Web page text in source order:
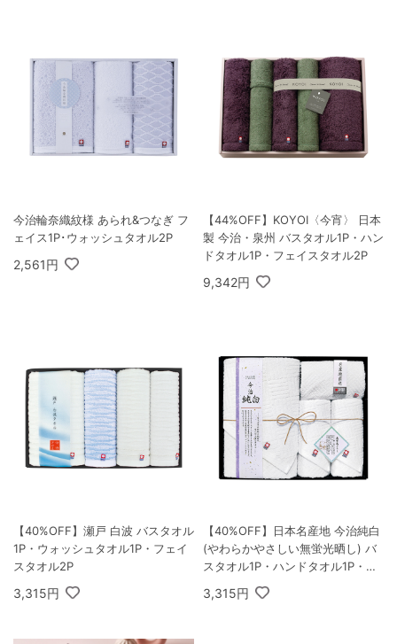
今治輪奈織紋様 あられ&つなぎ フ
ェイス1P･ウォッシュタオル2P
2,561円
【44%OFF】KOYOI〈今宵〉 日本
製 今治・泉州 バスタオル1P・ハン
ドタオル1P・フェイスタオル2P
9,342円
【40%OFF】瀬戸 白波 バスタオル
1P・ウォッシュタオル1P・フェイ
スタオル2P
3,315円
【40%OFF】日本名産地 今治純白
(やわらかやさしい無蛍光晒し) バ
スタオル1P・ハンドタオル1P・フ
ェイスタオル2P
3,315円